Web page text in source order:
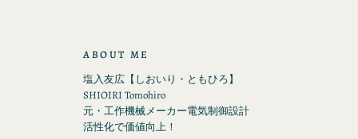
ABOUT ME
塩入友広【しおいり・ともひろ】
SHIOIRI Tomohiro
元・工作機械メーカー電気制御設計
活性化で価値向上！